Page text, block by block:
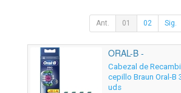
Ant. 01 02 Sig.
ORAL-B -
Cabezal de
cepillo Braun Oral-B
uds